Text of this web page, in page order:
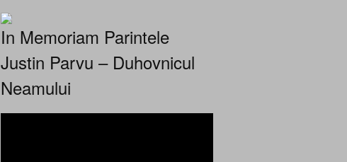
In Memoriam Parintele
Justin Parvu – Duhovnicul
Neamului